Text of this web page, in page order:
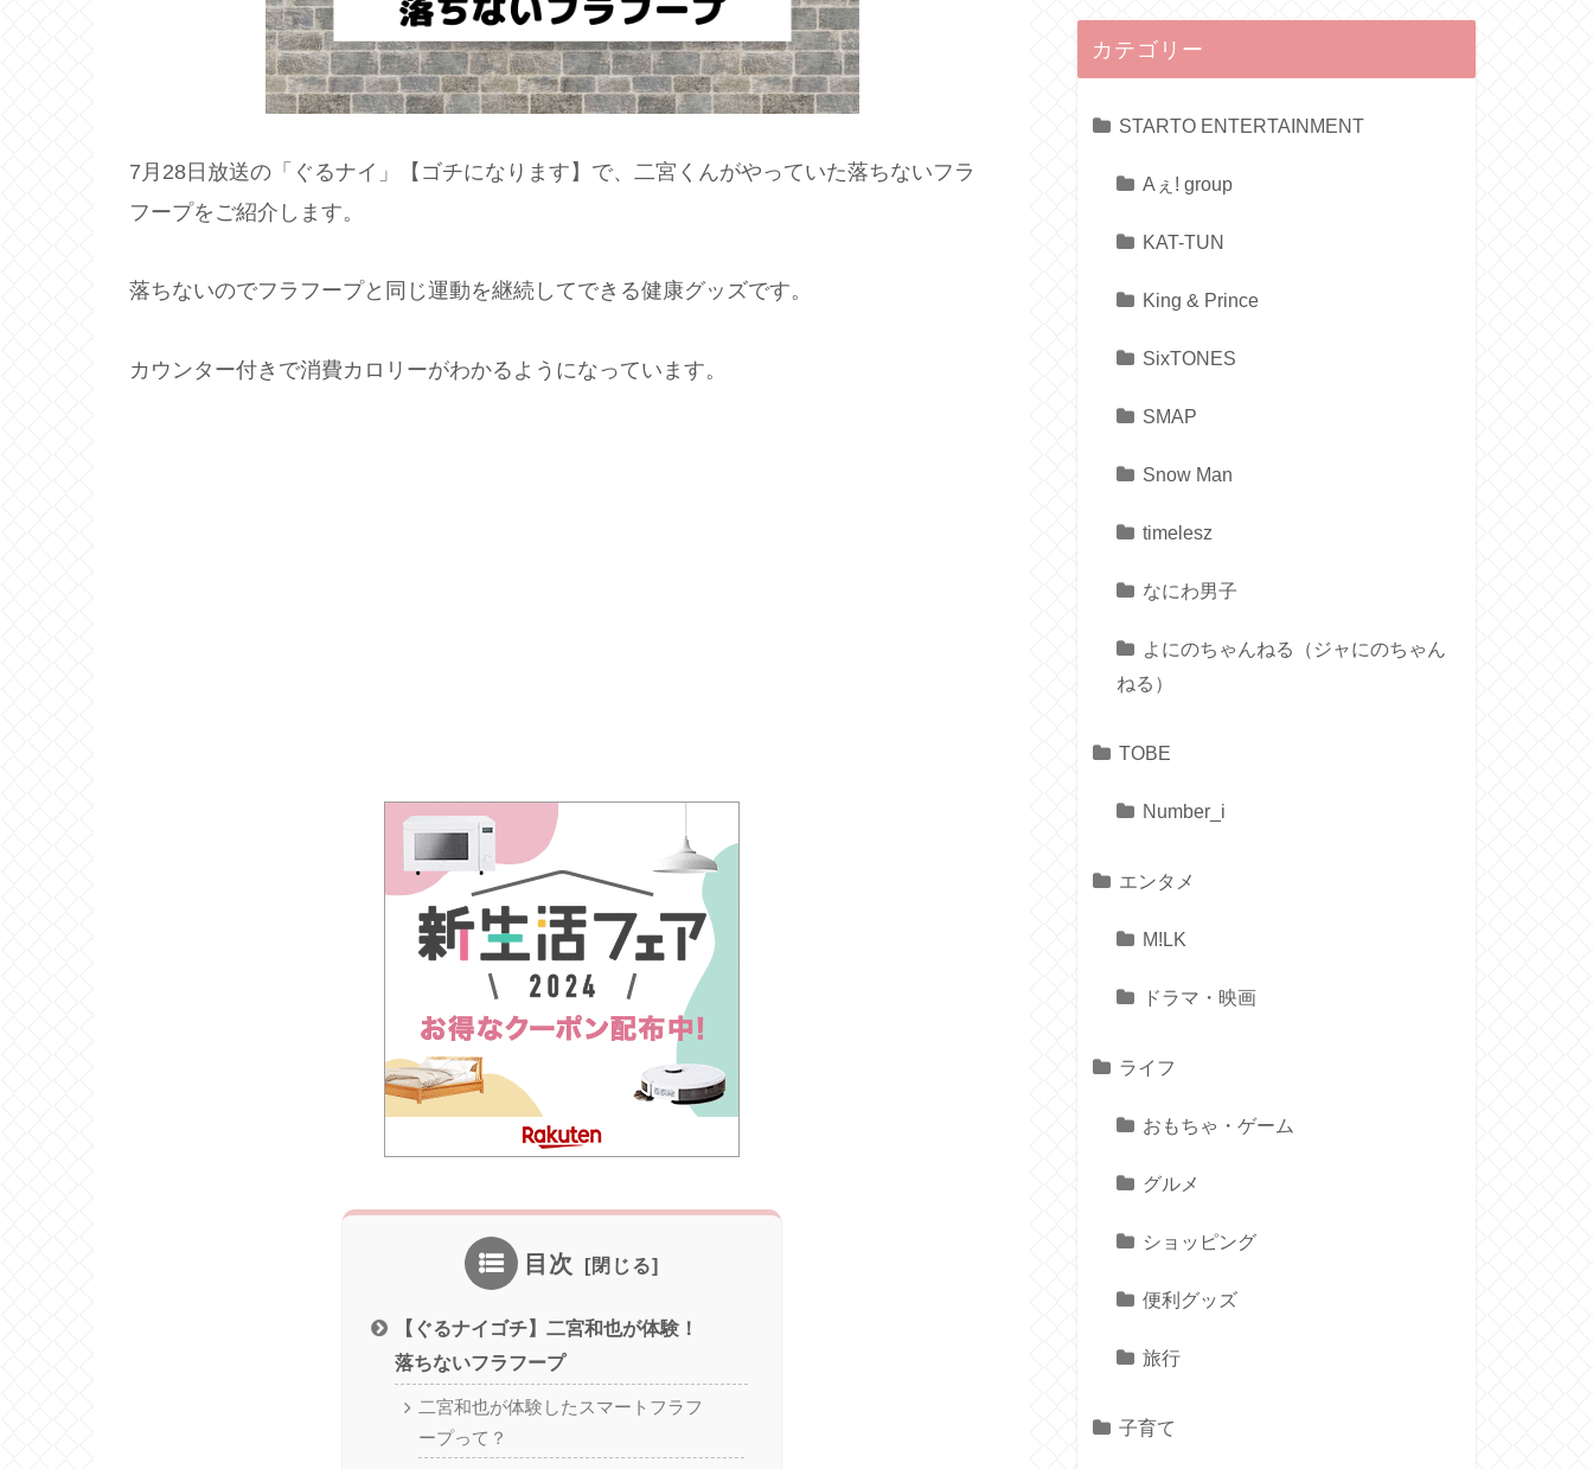
7月28日放送の「ぐるナイ」【ゴチになります】で、二宮くんがやっていた落ちないフラ
フープをご紹介します。
落ちないのでフラフープと同じ運動を継続してできる健康グッズです。
カウンター付きで消費カロリーがわかるようになっています。
目次
【ぐるナイゴチ】二宮和也が体験！
落ちないフラフープ
二宮和也が体験したスマートフラフ
ープって？
カテゴリー
STARTO ENTERTAINMENT
Aぇ! group
KAT-TUN
King & Prince
SixTONES
SMAP
Snow Man
timelesz
なにわ男子
よにのちゃんねる（ジャにのちゃん
ねる）
TOBE
Number_i
エンタメ
M!LK
ドラマ・映画
ライフ
おもちゃ・ゲーム
グルメ
ショッピング
便利グッズ
旅行
子育て